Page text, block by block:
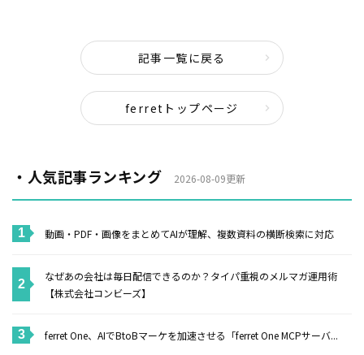
記事一覧に戻る
ferretトップページ
・人気記事ランキング 2026-08-09更新
動画・PDF・画像をまとめてAIが理解、複数資料の横断検索に対応
なぜあの会社は毎日配信できるのか？タイパ重視のメルマガ運用術
【株式会社コンビーズ】
ferret One、AIでBtoBマーケを加速させる「ferret One MCPサーバ...